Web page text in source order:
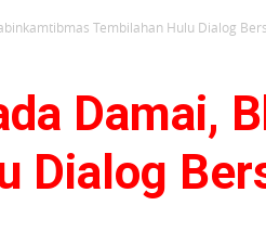
Tembilahan Hulu Dialog
Damai,
Dialog